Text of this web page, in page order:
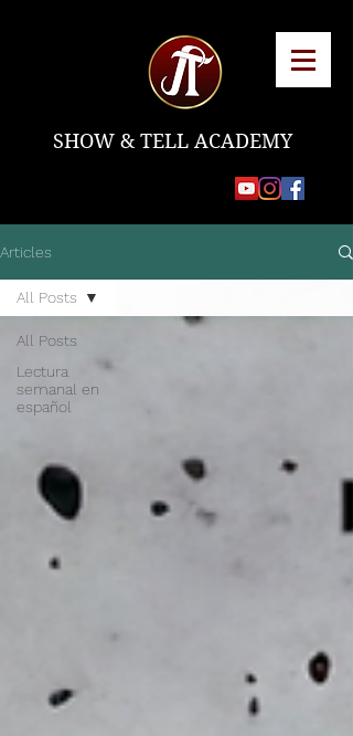
SHOW & TELL ACADEMY
Articles
All Posts
Lectura
semanal en
español
All Posts